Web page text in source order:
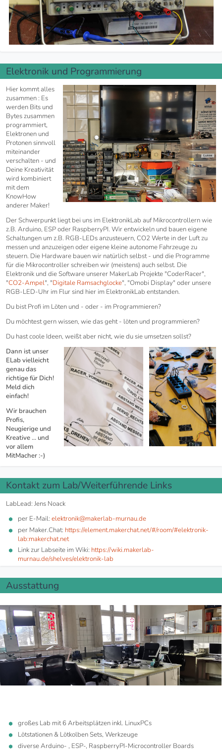
Elektronik und Programmierung
Hier kommt alles
zusammen : Es
werden Bits und
Bytes zusammen
programmiert,
Elektronen und
Protonen sinnvoll
miteinander
verschalten - und
Deine Kreativität
wird kombiniert
mit dem
KnowHow
anderer Maker!
Der Schwerpunkt liegt bei uns im ElektronikLab auf Mikrocontrollern wie
z.B. Arduino, ESP oder RaspberryPI. Wir entwickeln und bauen eigene
Schaltungen um z.B. RGB-LEDs anzusteuern, CO2 Werte in der Luft zu
messen und anzuzeigen oder eigene kleine autonome Fahrzeuge zu
steuern. Die Hardware bauen wir natürlich selbst - und die Programme
für die Mikrocontroller schreiben wir (meistens) auch selbst. Die
Elektronik und die Software unserer MakerLab Projekte "CoderRacer",
"CO2-Ampel", "Digitale Ramsachglocke", "Omobi Display" oder unsere
RGB-LED-Uhr im Flur sind hier im ElektronikLab entstanden.
Du bist Profi im Löten und - oder - im Programmieren?
Du möchtest gern wissen, wie das geht - löten und programmieren?
Du hast coole Ideen, weißt aber nicht, wie du sie umsetzen sollst?
Dann ist unser
ELab vielleicht
genau das
richtige für Dich!
Meld dich
einfach!
Wir brauchen
Profis,
Neugierige und
Kreative ... und
vor allem
MitMacher :-)
Kontakt zum Lab/Weiterführende Links
LabLead: Jens Noack
per E-Mail: elektronik@makerlab-murnau.de
per Maker.Chat: https://element.makerchat.net/#/room/#elektronik-
lab:makerchat.net
Link zur Labseite im Wiki: https://wiki.makerlab-
murnau.de/shelves/elektronik-lab
Ausstattung
großes Lab mit 6 Arbeitsplätzen inkl. LinuxPCs
Lötstationen & Lötkolben Sets, Werkzeuge
diverse Arduino- , ESP-, RaspberryPI-Microcontroller Boards